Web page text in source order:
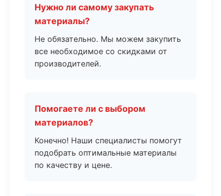
Нужно ли самому закупать
материалы?
Не обязательно. Мы можем закупить
все необходимое со скидками от
производителей.
Помогаете ли с выбором
материалов?
Конечно! Наши специалисты помогут
подобрать оптимальные материалы
по качеству и цене.